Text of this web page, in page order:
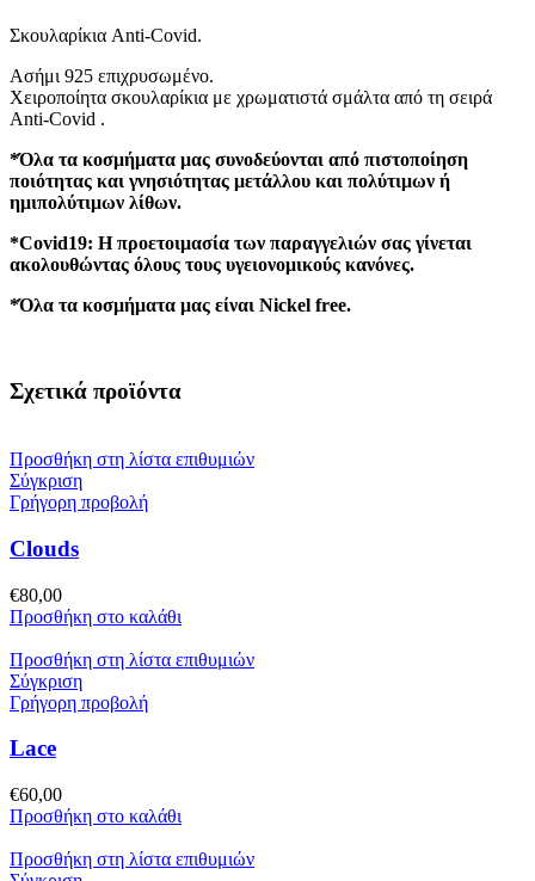
Σκουλαρίκια Anti-Covid.
Ασήμι 925 επιχρυσωμένο.
Χειροποίητα σκουλαρίκια με χρωματιστά σμάλτα από τη σειρά
Anti-Covid .
*Όλα τα κοσμήματα μας συνοδεύονται από πιστοποίηση
ποιότητας και γνησιότητας μετάλλου και πολύτιμων ή
ημιπολύτιμων λίθων.
*Covid19: Η προετοιμασία των παραγγελιών σας γίνεται
ακολουθώντας όλους τους υγειονομικούς κανόνες.
*Όλα τα κοσμήματα μας είναι Nickel free.
Σχετικά προϊόντα
Προσθήκη στη λίστα επιθυμιών
Σύγκριση
Γρήγορη προβολή
Clouds
€80,00
Προσθήκη στο καλάθι
Προσθήκη στη λίστα επιθυμιών
Σύγκριση
Γρήγορη προβολή
Lace
€60,00
Προσθήκη στο καλάθι
Προσθήκη στη λίστα επιθυμιών